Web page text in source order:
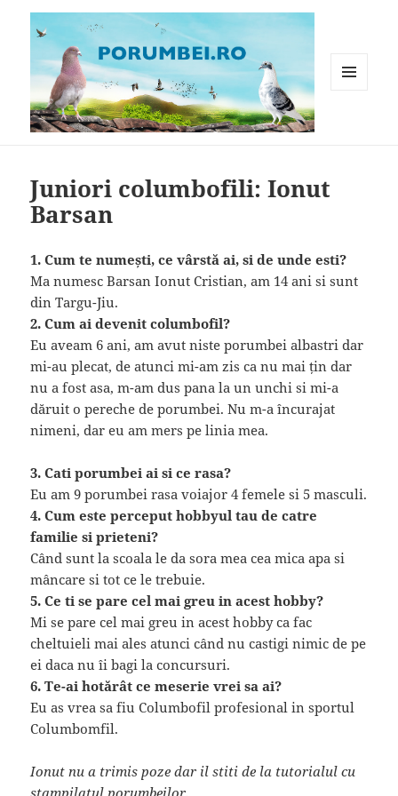
Juniori columbofili: Ionut
Barsan
1. Cum te numești, ce vârstă ai, si de unde esti?
Ma numesc Barsan Ionut Cristian, am 14 ani si sunt
din Targu-Jiu.
2. Cum ai devenit columbofil?
Eu aveam 6 ani, am avut niste porumbei albastri dar
mi-au plecat, de atunci mi-am zis ca nu mai țin dar
nu a fost asa, m-am dus pana la un unchi si mi-a
dăruit o pereche de porumbei. Nu m-a încurajat
nimeni, dar eu am mers pe linia mea.
3. Cati porumbei ai si ce rasa?
Eu am 9 porumbei rasa voiajor 4 femele si 5 masculi.
4. Cum este perceput hobbyul tau de catre
familie si prieteni?
Când sunt la scoala le da sora mea cea mica apa si
mâncare si tot ce le trebuie.
5. Ce ti se pare cel mai greu in acest hobby?
Mi se pare cel mai greu in acest hobby ca fac
cheltuieli mai ales atunci când nu castigi nimic de pe
ei daca nu îi bagi la concursuri.
6. Te-ai hotărât ce meserie vrei sa ai?
Eu as vrea sa fiu Columbofil profesional in sportul
Columbomfil.
Ionut nu a trimis poze dar il stiti de la tutorialul cu